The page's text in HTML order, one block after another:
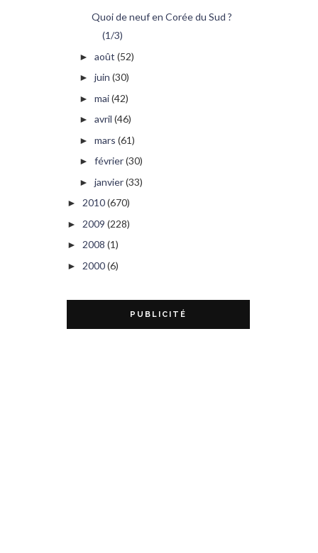
Quoi de neuf en Corée du Sud ?
(1/3)
► août (52)
► juin (30)
► mai(42)
► avril (46)
► mars (61)
► février(30)
► janvier(33)
► 2010(670)
► 2009 (228)
► 2008 (1)
► 2000(6)
PUBLICITÉ